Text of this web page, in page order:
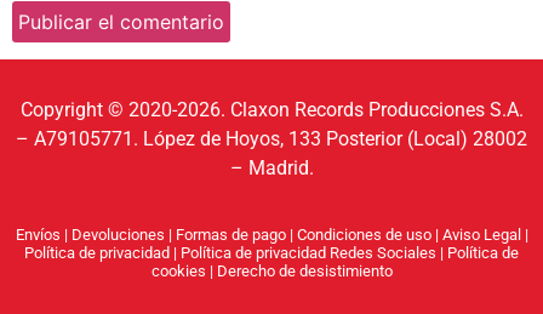
Copyright © 2020-2026. Claxon Records Producciones S.A.
– A79105771. López de Hoyos, 133 Posterior (Local) 28002
– Madrid.
Envíos | Devoluciones | Formas de pago| Condiciones de uso| Aviso Legal |
Política de privacidad | Política de privacidad Redes Sociales | Política de
cookies | Derecho de desistimiento